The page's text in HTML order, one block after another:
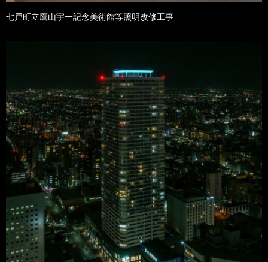
七戸町立鷹山宇一記念美術館等照明改修工事